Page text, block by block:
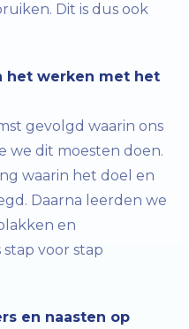
Dit is dus ook
het werken met het
gevolgd waarin ons
we dit moesten doen.
waarin het doel en
Daarna leerden we
en
voor stap
en naasten op